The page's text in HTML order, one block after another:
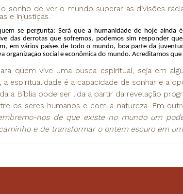
o sonho de ver o mundo superar as divisões
e injustiças.
se pergunta: Será que a humanidade de hoje ainda
das derrotas que sofremos, podemos sim responder
em vários países de todo o mundo, boa parte da
organização social e econômica do mundo. Acreditamos
uma busca espiritual, seja em alguma
a espiritualidade é a capacidade de sonhar e a
a Bíblia pode ser lida a partir da revelação
os seres humanos e com a natureza. Em
nos de que existe no mundo um
e de transformar o ontem escuro em